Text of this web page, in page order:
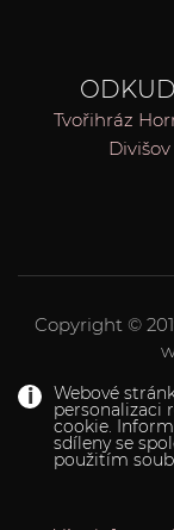
Webové
personalizaci
cookie.
sdíleny se
použitím
Tvořihráz
Divišov
Copyright ©